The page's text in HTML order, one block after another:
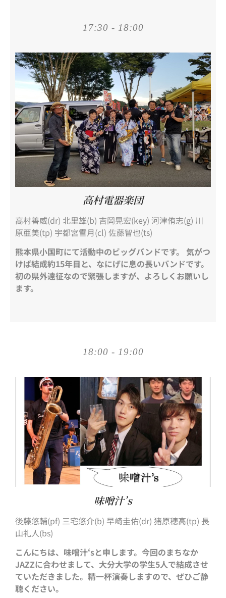
17:30 - 18:00
高村電器楽団
高村善威(dr) 北里雄(b) 吉岡晃宏(key) 河津侑志(g) 川
原亜美(tp) 宇都宮雪月(cl) 佐藤智也(ts)
熊本県小国町にて活動中のビッグバンドです。 気がつ
けば結成約15年目と、なにげに息の長いバンドです。
初の県外遠征なので緊張しますが、よろしくお願いし
ます。
18:00 - 19:00
味噌汁’s
後藤悠輔(pf) 三宅悠介(b) 早崎圭佑(dr) 猪原穂高(tp) 長
山礼人(bs)
こんにちは、味噌汁‘sと申します。今回のまちなか
JAZZに合わせまして、大分大学の学生5人で結成させ
ていただきました。精一杯演奏しますので、ぜひご静
聴ください。